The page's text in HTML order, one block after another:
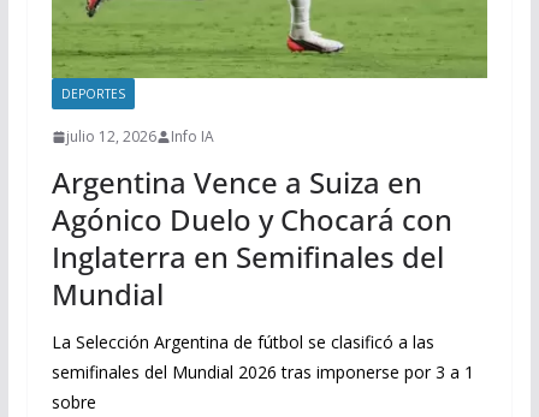
DEPORTES
julio 12, 2026 Info IA
Argentina Vence a Suiza en
Agónico Duelo y Chocará con
Inglaterra en Semifinales del
Mundial
La Selección Argentina de fútbol se clasificó a las
semifinales del Mundial 2026 tras imponerse por 3 a 1
sobre